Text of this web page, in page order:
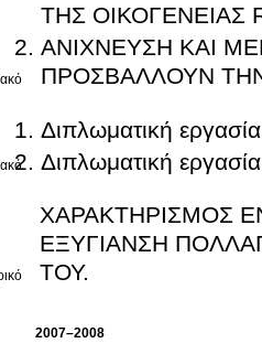
ΤΗΣ ΟΙΚΟΓΕΝΕΙΑΣ
ΑΝΙΧΝΕΥΣΗ ΚΑΙ
ΠΡΟΣΒΑΛΛΟΥΝ
Διπλωματική εργασία
Διπλωματική εργασία
ΧΑΡΑΚΤΗΡΙΣΜΟΣ
ΕΞΥΓΙΑΝΣΗ ΠΟΛΛΑΠΛΑΣΙΑΣΤΙΚΟΥ
ΤΟΥ.
2007–2008